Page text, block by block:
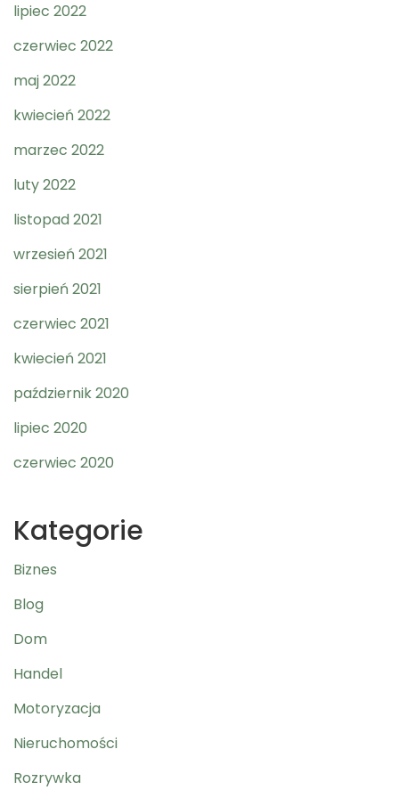
lipiec 2022
czerwiec 2022
maj 2022
kwiecień 2022
marzec 2022
luty 2022
listopad 2021
wrzesień 2021
sierpień 2021
czerwiec 2021
kwiecień 2021
październik 2020
lipiec 2020
czerwiec 2020
Kategorie
Biznes
Blog
Dom
Handel
Motoryzacja
Nieruchomości
Rozrywka